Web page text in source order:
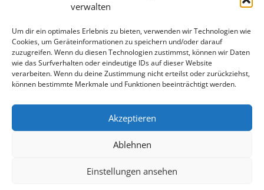
verwalten
Um dir ein optimales Erlebnis zu bieten, verwenden wir Technologien wie
Cookies, um Geräteinformationen zu speichern und/oder darauf
zuzugreifen. Wenn du diesen Technologien zustimmst, können wir Daten
wie das Surfverhalten oder eindeutige IDs auf dieser Website
verarbeiten. Wenn du deine Zustimmung nicht erteilst oder zurückziehst,
können bestimmte Merkmale und Funktionen beeinträchtigt werden.
Akzeptieren
Ablehnen
Einstellungen ansehen
BLEIBE AUF DEM LAUFENDEN
Copyright © 2026 Kultur- und Krimiverein der Bonner Polizei